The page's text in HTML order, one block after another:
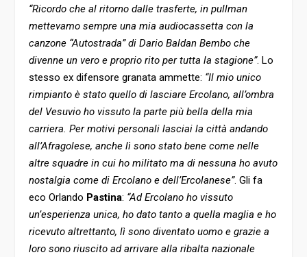
“Ricordo che al ritorno dalle trasferte, in pullman
mettevamo sempre una mia audiocassetta con la
canzone “Autostrada” di Dario Baldan Bembo che
divenne un vero e proprio rito per tutta la stagione”. Lo
stesso ex difensore granata ammette: “Il mio unico
rimpianto è stato quello di lasciare Ercolano, all’ombra
del Vesuvio ho vissuto la parte più bella della mia
carriera. Per motivi personali lasciai la città andando
all’Afragolese, anche lì sono stato bene come nelle
altre squadre in cui ho militato ma di nessuna ho avuto
nostalgia come di Ercolano e dell’Ercolanese”. Gli fa
eco Orlando Pastina: “Ad Ercolano ho vissuto
un’esperienza unica, ho dato tanto a quella maglia e ho
ricevuto altrettanto, lì sono diventato uomo e grazie a
loro sono riuscito ad arrivare alla ribalta nazionale